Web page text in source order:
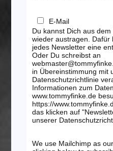
E-Mail
Du kannst Dich aus
wieder austragen. Dafür
jedes Newsletter eine
Oder Du schreibst an
in Übereinstimmung mit
Datenschutzrichtlinie
Informationen zum
www.tommyfinke.de
https://
das klicken auf
unserer
We use Mailchimp as